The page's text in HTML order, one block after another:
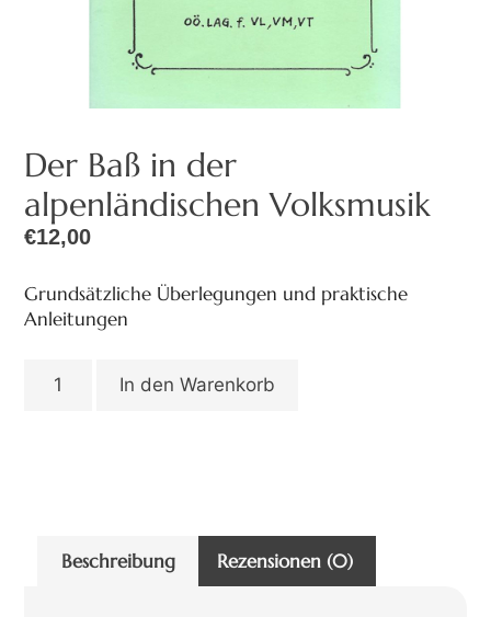
Der Baß in der
alpenländischen Volksmusik
€12,00
Grundsätzliche Überlegungen und praktische
Anleitungen
In den Warenkorb
Beschreibung Rezensionen (0)